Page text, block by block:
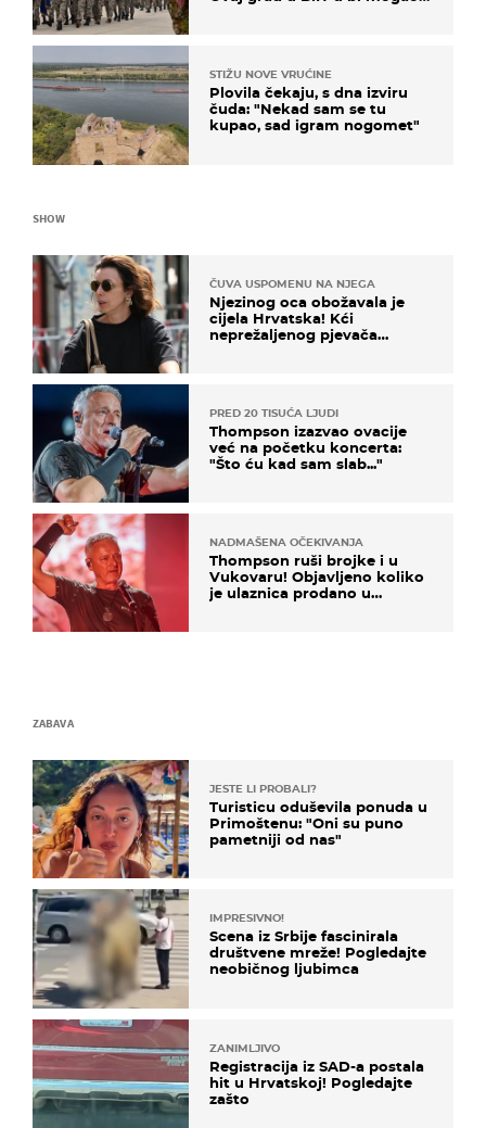
STIŽU NOVE VRUĆINE
Plovila čekaju, s dna izviru
čuda: "Nekad sam se tu
kupao, sad igram nogomet"
SHOW
ČUVA USPOMENU NA NJEGA
Njezinog oca obožavala je
cijela Hrvatska! Kći
neprežaljenog pjevača
PRED 20 TISUĆA LJUDI
Thompson izazvao ovacije
već na početku koncerta:
"Što ću kad sam slab..."
NADMAŠENA OČEKIVANJA
Thompson ruši brojke i u
Vukovaru! Objavljeno koliko
je ulaznica prodano u
ZABAVA
JESTE LI PROBALI?
Turisticu oduševila ponuda u
Primoštenu: "Oni su puno
pametniji od nas"
IMPRESIVNO!
Scena iz Srbije fascinirala
društvene mreže! Pogledajte
neobičnog ljubimca
ZANIMLJIVO
Registracija iz SAD-a postala
hit u Hrvatskoj! Pogledajte
zašto